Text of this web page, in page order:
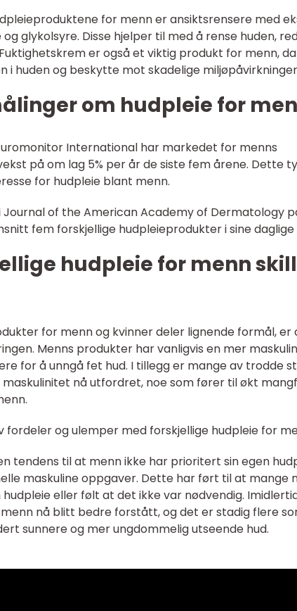
for menn er ansiktsrensere med
glykolsyre. Disse hjelper til med å rense huden,
er også et viktig produkt for menn,
huden og beskytte mot skadelige
om hudpleie for
International har markedet for menns
på om lag 5% per år de siste fem årene. Dette
for hudpleie blant menn.
Journal of the American Academy of Dermatology
fem forskjellige hudpleieprodukter i sine
hudpleie for menn
for menn og kvinner deler lignende formål, er
Menns produkter har vanligvis en mer
for å unngå fet hud. I tillegg er mange av trodde
nå utfordret, noe som fører til økt
fordeler og ulemper med forskjellige hudpleie for
tendens til at menn ikke har prioritert sin egen
maskuline oppgaver. Dette har ført til at mange
eller følt at det ikke var nødvendig.
nå blitt bedre forstått, og det er stadig flere
sunnere og mer ungdommelig utseende hud.